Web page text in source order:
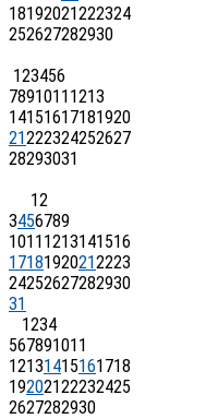
18192021222324
252627282930
123456
78910111213
14151617181920
21222324252627
28293031
12
3456789
10111213141516
17181920212223
24252627282930
31
1234
567891011
12131415161718
19202122232425
2627282930